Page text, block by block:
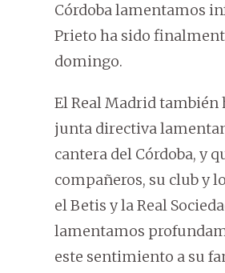
Córdoba lamentamos
Prieto ha sido
domingo.
El Real Madrid también
junta directiva
cantera del Córdoba, y
compañeros, su club y
el Betis y la Real
lamentamos
este sentimiento a su